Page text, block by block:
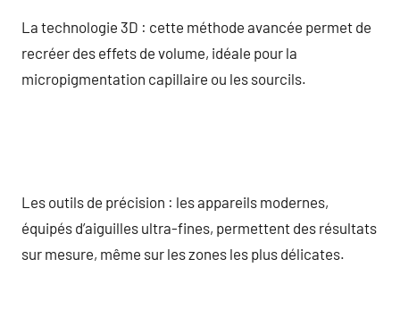
La technologie 3D : cette méthode avancée permet de
recréer des effets de volume, idéale pour la
micropigmentation capillaire ou les sourcils.
Les outils de précision : les appareils modernes,
équipés d’aiguilles ultra-fines, permettent des résultats
sur mesure, même sur les zones les plus délicates.